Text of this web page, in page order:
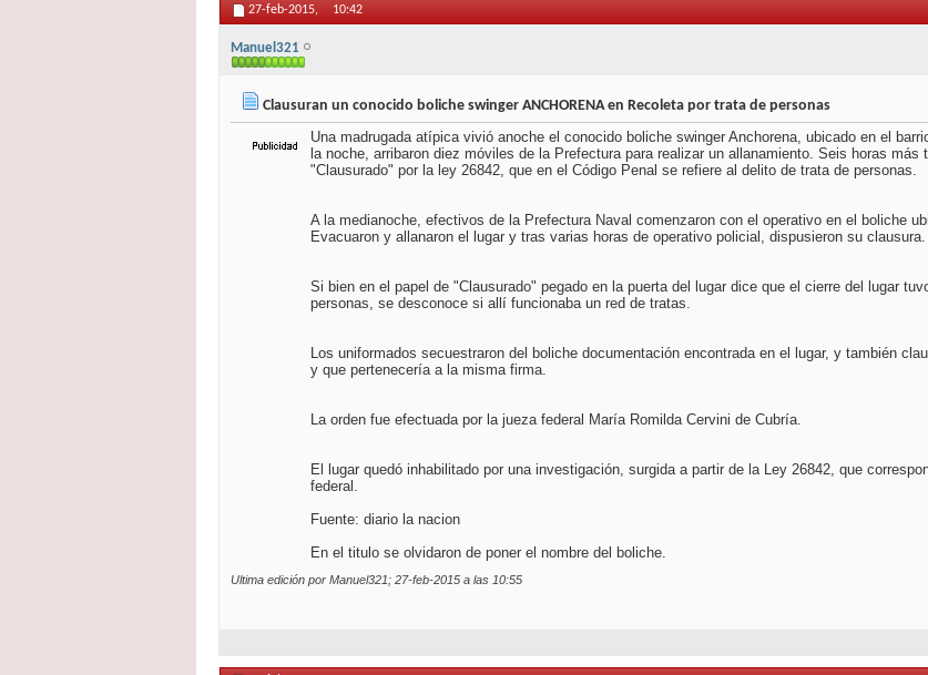
27-feb-2015, 10:42
Manuel321
Clausuran un conocido boliche swinger ANCHORENA en Recoleta por trata de personas
Una madrugada atípica vivió anoche el conocido boliche swinger Anchorena, ubicado en el
la noche, arribaron diez móviles de la Prefectura para realizar un allanamiento. Seis horas más
"Clausurado" por la ley 26842, que en el Código Penal se refiere al delito de trata de personas.
A la medianoche, efectivos de la Prefectura Naval comenzaron con el operativo en el boliche
Evacuaron y allanaron el lugar y tras varias horas de operativo policial, dispusieron su clausura.
Si bien en el papel de "Clausurado" pegado en la puerta del lugar dice que el cierre del lugar
personas, se desconoce si allí funcionaba un red de tratas.
Los uniformados secuestraron del boliche documentación encontrada en el lugar, y también
y que pertenecería a la misma firma.
La orden fue efectuada por la jueza federal María Romilda Cervini de Cubría.
El lugar quedó inhabilitado por una investigación, surgida a partir de la Ley 26842, que
federal.
Fuente: diario la nacion
En el titulo se olvidaron de poner el nombre del boliche.
Ultima edición por Manuel321; 27-feb-2015 a las 10:55